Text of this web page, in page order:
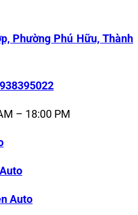
Phường Phú Hữu, Thành
– 18:00 PM
Auto